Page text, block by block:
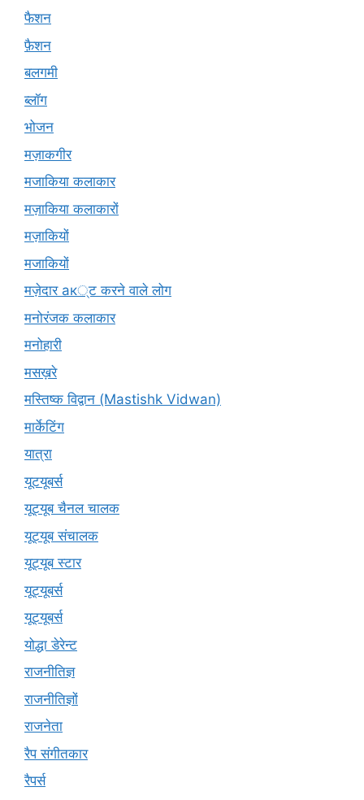
फैशन
फ़ैशन
बलगमी
ब्लॉग
भोजन
मज़ाकगीर
मजाकिया कलाकार
मज़ाकिया कलाकारों
मज़ाकियों
मजाकियों
मज़ेदार ак्ट करने वाले लोग
मनोरंजक कलाकार
मनोहारी
मसख़रे
मस्तिष्क विद्वान (Mastishk Vidwan)
मार्केटिंग
यात्रा
यूटयूबर्स
यूट्यूब चैनल चालक
यूट्यूब संचालक
यूट्यूब स्टार
यूट्यूबर्स
यूट्‍यूबर्स
योद्धा डेरेन्ट
राजनीतिज्ञ
राजनीतिज्ञों
राजनेता
रैप संगीतकार
रैपर्स